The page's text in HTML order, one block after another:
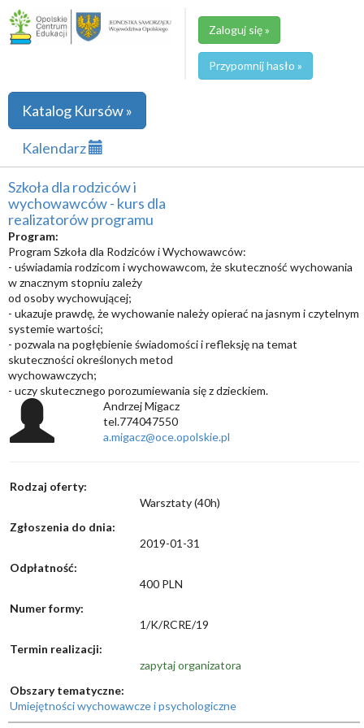
Zaloguj się »
Przypomnij hasło »
Katalog Kursów »
Kalendarz
Szkoła dla rodziców i
wychowawców - kurs dla
realizatorów programu
Program:
Program Szkoła dla Rodziców i Wychowawców:
- uświadamia rodzicom i wychowawcom, że skuteczność wychowania
w znacznym stopniu zależy
od osoby wychowującej;
- ukazuje prawdę, że wychowanie należy opierać na jasnym i czytelnym
systemie wartości;
- pozwala na pogłębienie świadomości i refleksję na temat
skuteczności określonych metod
wychowawczych;
- uczy skutecznego porozumiewania się z dzieckiem.
Andrzej Migacz
tel.774047550
a.migacz@oce.opolskie.pl
Rodzaj oferty:
Warsztaty (40h)
Zgłoszenia do dnia:
2019-01-31
Odpłatność:
400 PLN
Numer formy:
1/K/RCRE/19
Termin realizacji:
zapytaj organizatora
Obszary tematyczne:
Umiejętności wychowawcze i psychologiczne